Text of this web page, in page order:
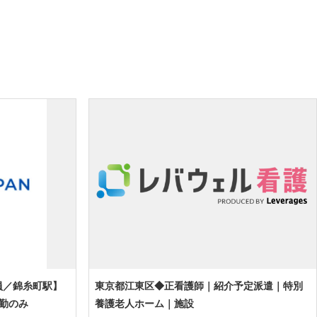
錦糸町駅】
のみ
東京都江東区◆正看護師｜紹介予定派遣｜特別
養護老人ホーム｜施設